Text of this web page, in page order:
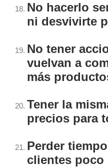
No hacerlo
ni desvivirte
No tener
vuelvan a
más
Tener la
precios para
Perder
clientes poco